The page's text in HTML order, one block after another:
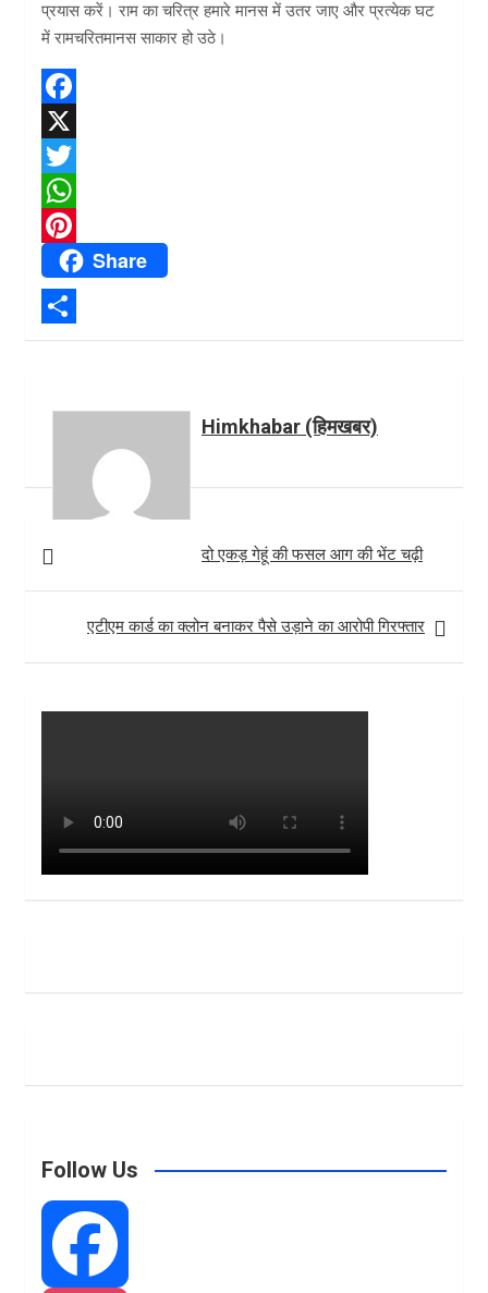
प्रयास करें। राम का चरित्र हमारे मानस में उतर जाए और प्रत्येक घट
में रामचरितमानस साकार हो उठे।
F
a
c
e
o
o
X
T
w
t
t
W
a
t
i
n
Share
S
Himkhabar (हिमखबर)
navigation
दो एकड़ गेहूं की फसल आग की भेंट चढ़ी
एटीएम कार्ड का क्लोन बनाकर पैसे उड़ाने का आरोपी गिरफ्तार
Follow Us